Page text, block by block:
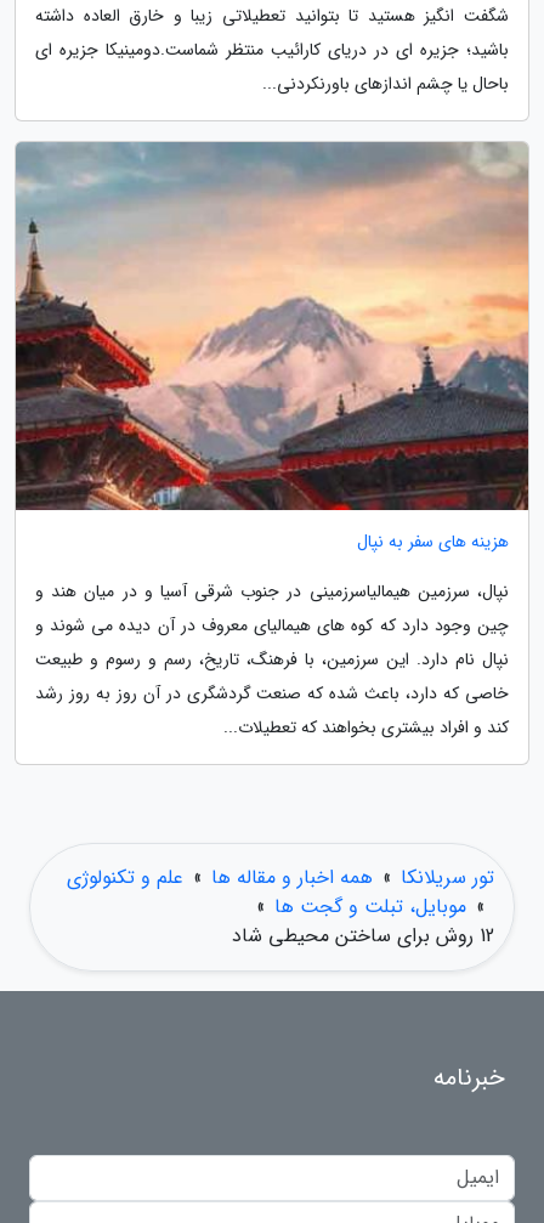
شگفت انگیز هستید تا بتوانید تعطیلاتی زیبا و خارق العاده داشته
باشید؛ جزیره ای در دریای کارائیب منتظر شماست.دومینیکا جزیره ای
باحال یا چشم اندازهای باورنکردنی...
هزینه های سفر به نپال
نپال، سرزمین هیمالیاسرزمینی در جنوب شرقی آسیا و در میان هند و
چین وجود دارد که کوه های هیمالیای معروف در آن دیده می شوند و
نپال نام دارد. این سرزمین، با فرهنگ، تاریخ، رسم و رسوم و طبیعت
خاصی که دارد، باعث شده که صنعت گردشگری در آن روز به روز رشد
کند و افراد بیشتری بخواهند که تعطیلات...
تور سریلانکا » همه اخبار و مقاله ها » علم و تکنولوژی
» موبایل، تبلت و گجت ها »
12 روش برای ساختن محیطی شاد
خبرنامه